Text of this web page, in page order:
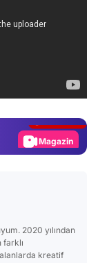
Test
Magazin
2020 yılından
kreatif